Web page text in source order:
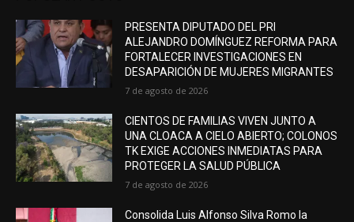
PRESENTA DIPUTADO DEL PRI
ALEJANDRO DOMÍNGUEZ REFORMA PARA
FORTALECER INVESTIGACIONES EN
DESAPARICIÓN DE MUJERES MIGRANTES
7 de agosto de 2026
CIENTOS DE FAMILIAS VIVEN JUNTO A
UNA CLOACA A CIELO ABIERTO; COLONOS
TK EXIGE ACCIONES INMEDIATAS PARA
PROTEGER LA SALUD PÚBLICA
7 de agosto de 2026
Consolida Luis Alfonso Silva Romo la